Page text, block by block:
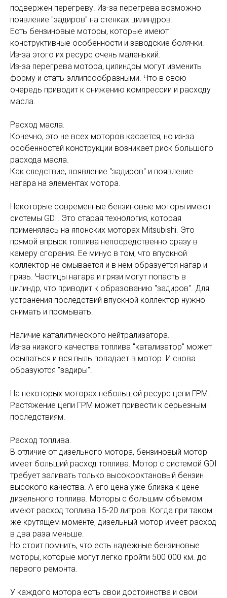
подвержен перегреву. Из-за перегрева возможно
появление "задиров" на стенках цилиндров.
Есть бензиновые моторы, которые имеют
конструктивные особенности и заводские болячки.
Из-за этого их ресурс очень маленький.
Из-за перегрева мотора, цилиндры могут изменить
форму и стать эллипсообразными. Что в свою
очередь приводит к снижению компрессии и расходу
масла.
Расход масла.
Конечно, это не всех моторов касается, но из-за
особенностей конструкции возникает риск большого
расхода масла.
Как следствие, появление "задиров" и появление
нагара на элементах мотора.
Некоторые современные бензиновые моторы имеют
системы GDI. Это старая технология, которая
применялась на японских моторах Mitsubishi. Это
прямой впрыск топлива непосредственно сразу в
камеру сгорания. Ее минус в том, что впускной
коллектор не омывается и в нем образуется нагар и
грязь. Частицы нагара и грязи могут попасть в
цилиндр, что приводит к образованию "задиров". Для
устранения последствий впускной коллектор нужно
снимать и промывать.
Наличие каталитического нейтрализатора.
Из-за низкого качества топлива "катализатор" может
осыпаться и вся пыль попадает в мотор. И снова
образуются "задиры".
На некоторых моторах небольшой ресурс цепи ГРМ.
Растяжение цепи ГРМ может привести к серьезным
последствиям.
Расход топлива.
В отличие от дизельного мотора, бензиновый мотор
имеет больший расход топлива. Мотор с системой GDI
требует заливать только высокооктановый бензин
высокого качества. А его цена уже близка к цене
дизельного топлива. Моторы с большим объемом
имеют расход топлива 15-20 литров. Когда при таком
же крутящем моменте, дизельный мотор имеет расход
в два раза меньше.
Но стоит помнить, что есть надежные бензиновые
моторы, которые могут легко пройти 500 000 км. до
первого ремонта.
У каждого мотора есть свои достоинства и свои